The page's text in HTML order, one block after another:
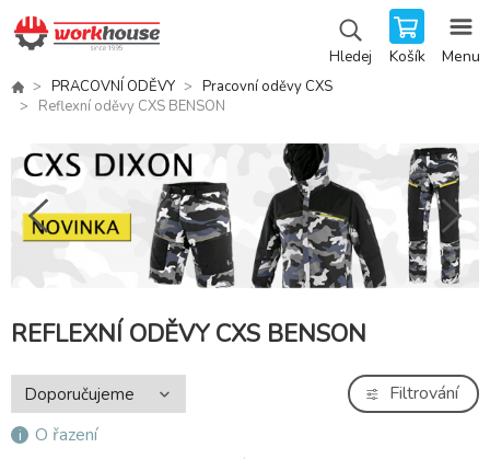
Hledej Košík Menu
PRACOVNÍ ODĚVY
Pracovní oděvy CXS
Reflexní oděvy CXS BENSON
REFLEXNÍ ODĚVY CXS BENSON
O řazení
Filtrování